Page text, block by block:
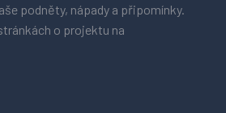
podněty, nápady a připomínky.
o projektu na